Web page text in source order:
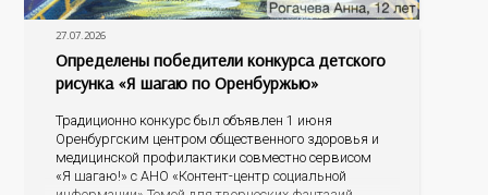
27.07.2026
Определены победители конкурса детского
рисунка «Я шагаю по Оренбуржью»
Традиционно конкурс был объявлен 1 июня
Оренбургским центром общественного здоровья и
медицинской профилактики совместно сервисом
«Я шагаю!» с АНО «Контент-центр социальной